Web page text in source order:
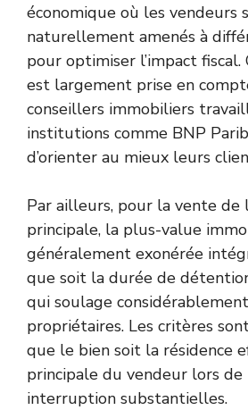
économique où les vendeurs
naturellement amenés à
pour optimiser l’impact
est largement prise en
conseillers immobiliers
institutions comme BNP
d’orienter au mieux leurs
Par ailleurs, pour la vente de
principale, la plus-value
généralement exonérée
que soit la durée de
qui soulage
propriétaires. Les critères
que le bien soit la résidence
principale du vendeur lors de
interruption substantielles.